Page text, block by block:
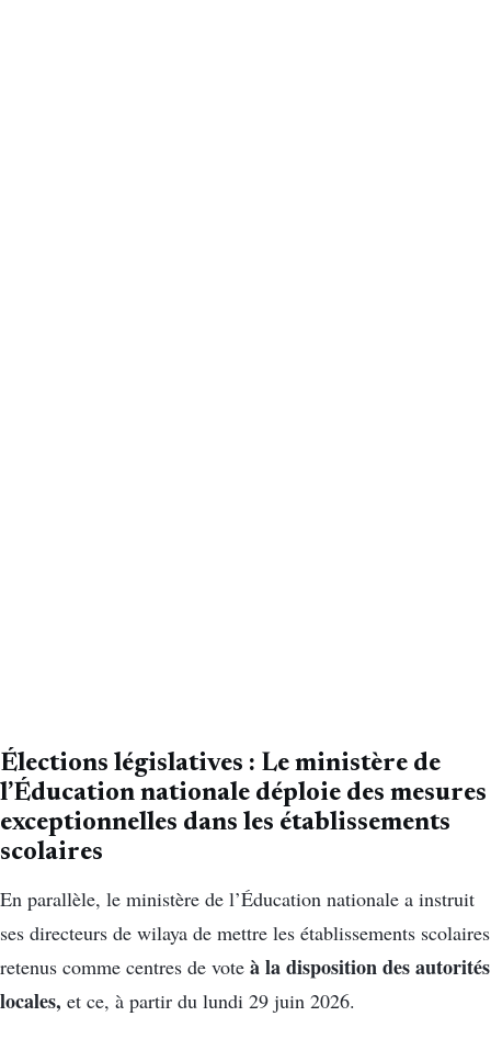
Élections législatives : Le ministère de
l’Éducation nationale déploie des mesures
exceptionnelles dans les établissements
scolaires
En parallèle, le ministère de l’Éducation nationale a instruit
ses directeurs de wilaya de mettre les établissements scolaires
retenus comme centres de vote à la disposition des autorités
locales, et ce, à partir du lundi 29 juin 2026.